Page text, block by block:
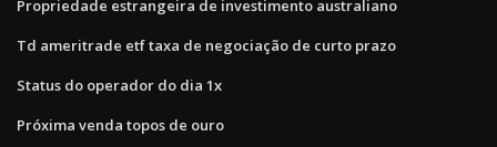
Propriedade estrangeira de investimento australiano
Td ameritrade etf taxa de negociação de curto prazo
Status do operador do dia 1x
Próxima venda topos de ouro